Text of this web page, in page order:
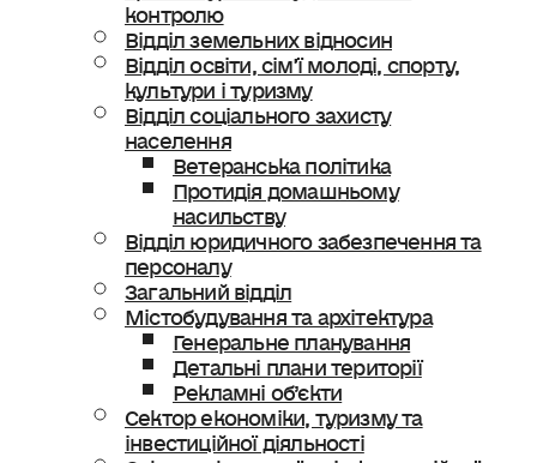
контролю
Відділ земельних відносин
Відділ освіти, сімʼї молоді, спорту,
культури і туризму
Відділ соціального захисту
населення
Ветеранська політика
Протидія домашньому
насильству
Відділ юридичного забезпечення та
персоналу
Загальний відділ
Містобудування та архітектура
Генеральне планування
Детальні плани території
Рекламні об’єкти
Сектор економіки, туризму та
інвестиційної діяльності